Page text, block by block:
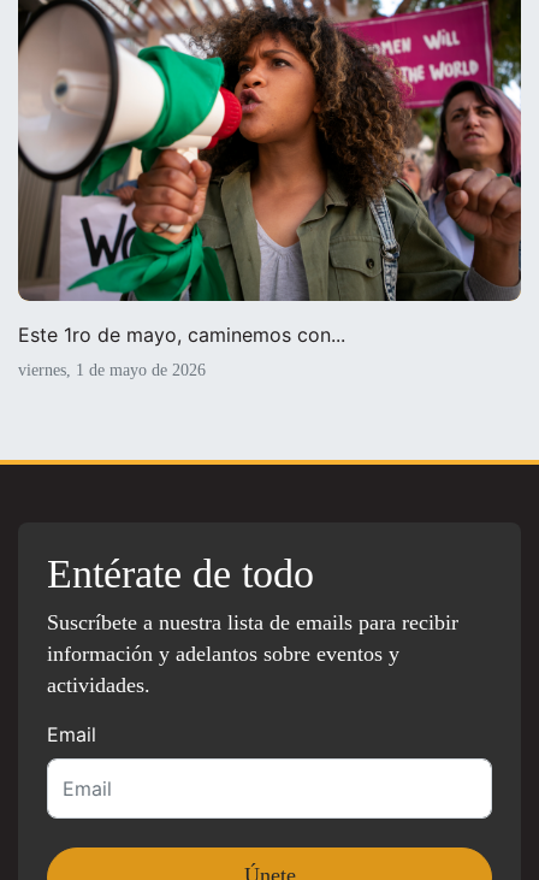
Este 1ro de mayo, caminemos con...
viernes, 1 de mayo de 2026
Entérate de todo
Suscríbete a nuestra lista de emails para recibir
información y adelantos sobre eventos y
actividades.
Email